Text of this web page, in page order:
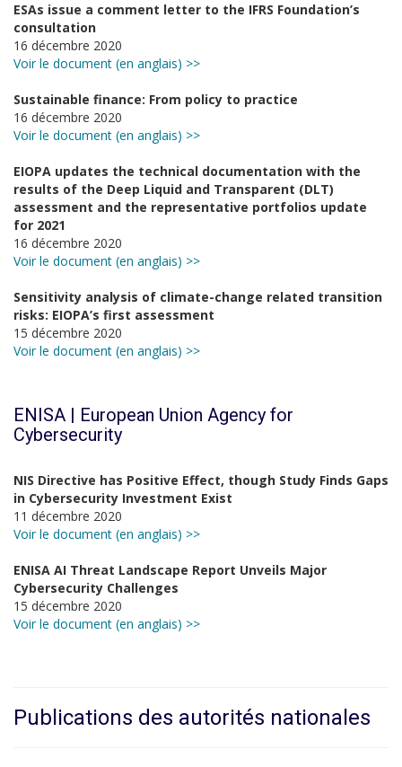
ESAs issue a comment letter to the IFRS Foundation’s
consultation
16 décembre 2020
Voir le document (en anglais) >>
Sustainable finance: From policy to practice
16 décembre 2020
Voir le document (en anglais) >>
EIOPA updates the technical documentation with the
results of the Deep Liquid and Transparent (DLT)
assessment and the representative portfolios update
for 2021
16 décembre 2020
Voir le document (en anglais) >>
Sensitivity analysis of climate-change related transition
risks: EIOPA’s first assessment
15 décembre 2020
Voir le document (en anglais) >>
ENISA | European Union Agency for
Cybersecurity
NIS Directive has Positive Effect, though Study Finds Gaps
in Cybersecurity Investment Exist
11 décembre 2020
Voir le document (en anglais) >>
ENISA AI Threat Landscape Report Unveils Major
Cybersecurity Challenges
15 décembre 2020
Voir le document (en anglais) >>
Publications des autorités nationales